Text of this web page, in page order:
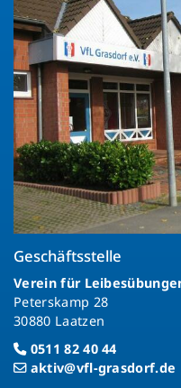
Geschäftsstelle
Verein für
Peterskamp 28
30880 Laatzen
0511 82 40 44
aktiv@vfl-grasdorf.de